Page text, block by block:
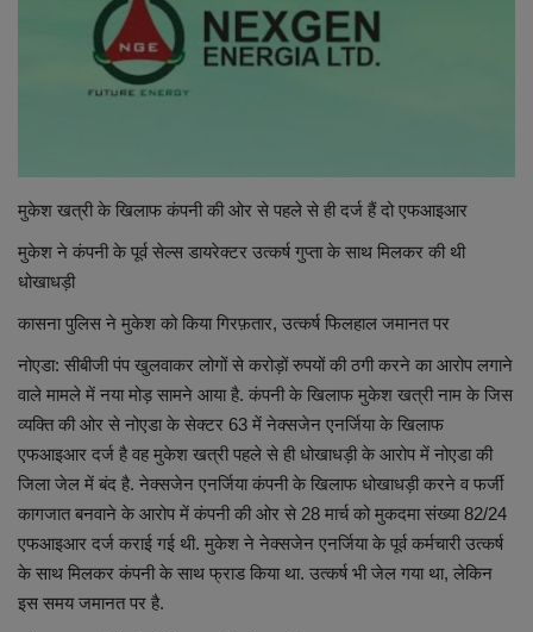
राष्ट्रीय
रोजगार
NEWS
वीडियो
टेक वर्ल्ड
लाइफस्टाइल
Our Team
मुकेश खत्री के खिलाफ कंपनी की ओर से पहले से ही दर्ज हैं दो एफआइआर
मुकेश ने कंपनी के पूर्व सेल्स डायरेक्टर उत्कर्ष गुप्ता के साथ मिलकर की थी
धोखाधड़ी
कासना पुलिस ने मुकेश को किया गिरफ़तार, उत्कर्ष फिलहाल जमानत पर
नोएडा: सीबीजी पंप खुलवाकर लोगों से करोड़ों रुपयों की ठगी करने का आरोप लगाने
वाले मामले में नया मोड़ सामने आया है. कंपनी के खिलाफ मुकेश खत्री नाम के जिस
व्यक्ति की ओर से नोएडा के सेक्टर 63 में नेक्सजेन एनर्जिया के खिलाफ
एफआइआर दर्ज है वह मुकेश खत्री पहले से ही धोखाधड़ी के आरोप में नोएडा की
जिला जेल में बंद है. नेक्सजेन एनर्जिया कंपनी के खिलाफ धोखाधड़ी करने व फर्जी
कागजात बनवाने के आरोप में कंपनी की ओर से 28 मार्च को मुकदमा संख्या 82/24
एफआइआर दर्ज कराई गई थी. मुकेश ने नेक्सजेन एनर्जिया के पूर्व कर्मचारी उत्कर्ष
के साथ मिलकर कंपनी के साथ फ्राड किया था. उत्कर्ष भी जेल गया था, लेकिन
इस समय जमानत पर है.